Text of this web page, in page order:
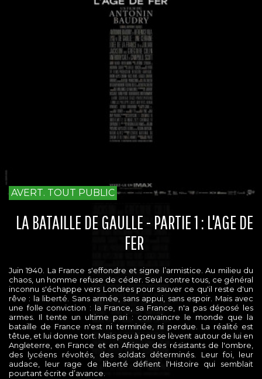
AVERT. TOUT PUBLIC
LA BATAILLE DE GAULLE - PARTIE 1 : L'AGE DE
FER
Juin 1940. La France s'effondre et signe l’armistice. Au milieu du
chaos, un homme refuse de céder. Seul contre tous, ce général
inconnu s'échappe vers Londres pour sauver ce qu'il reste d'un
rêve : la liberté. Sans armée, sans appui, sans espoir. Mais avec
une folle conviction : la France, sa France, n'a pas déposé les
armes. Il tente un ultime pari : convaincre le monde que la
bataille de France n'est ni terminée, ni perdue. La réalité est
têtue, et lui donne tort. Mais peu à peu se lèvent autour de lui en
Angleterre, en France et en Afrique des résistants de l'ombre,
des lycéens révoltés, des soldats déterminés. Leur foi, leur
audace, leur rage de liberté défient l'Histoire qui semblait
pourtant écrite d’avance.